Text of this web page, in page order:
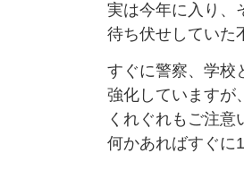
実は今年に入り、
待ち伏せしていた
すぐに警察、学校
強化していますが、
くれぐれもご注意
何かあればすぐに